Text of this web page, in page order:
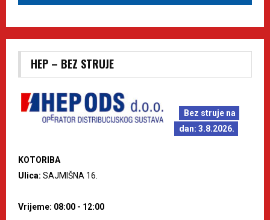
HEP – BEZ STRUJE
Bez struje na
dan: 3.8.2026.
KOTORIBA
Ulica: SAJMIŠNA 16.
Vrijeme: 08:00 - 12:00